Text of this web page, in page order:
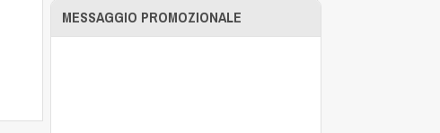
MESSAGGIO PROMOZIONALE